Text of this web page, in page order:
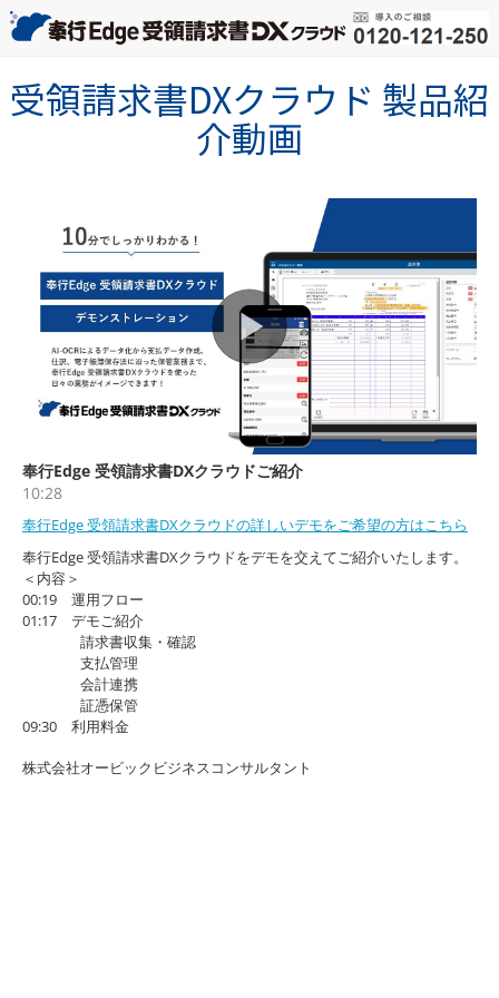
受領請求書DXクラウド 製品紹
介動画